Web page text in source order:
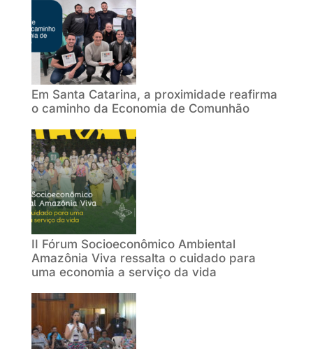
Em Santa Catarina, a proximidade reafirma
o caminho da Economia de Comunhão
II Fórum Socioeconômico Ambiental
Amazônia Viva ressalta o cuidado para
uma economia a serviço da vida